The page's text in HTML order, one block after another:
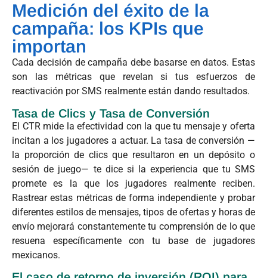
Medición del éxito de la
campaña: los KPIs que
importan
Cada decisión de campaña debe basarse en datos. Estas
son las métricas que revelan si tus esfuerzos de
reactivación por SMS realmente están dando resultados.
Tasa de Clics y Tasa de Conversión
El CTR mide la efectividad con la que tu mensaje y oferta
incitan a los jugadores a actuar. La tasa de conversión —
la proporción de clics que resultaron en un depósito o
sesión de juego— te dice si la experiencia que tu SMS
promete es la que los jugadores realmente reciben.
Rastrear estas métricas de forma independiente y probar
diferentes estilos de mensajes, tipos de ofertas y horas de
envío mejorará constantemente tu comprensión de lo que
resuena específicamente con tu base de jugadores
mexicanos.